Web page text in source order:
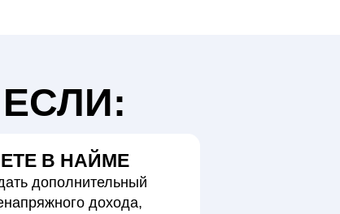
В НАЙМЕ
дополнительный
дохода,